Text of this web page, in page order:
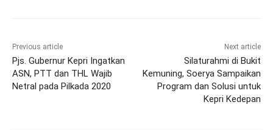
Previous article
Pjs. Gubernur Kepri Ingatkan
ASN, PTT dan THL Wajib
Netral pada Pilkada 2020
Next article
Silaturahmi di Bukit
Kemuning, Soerya Sampaikan
Program dan Solusi untuk
Kepri Kedepan